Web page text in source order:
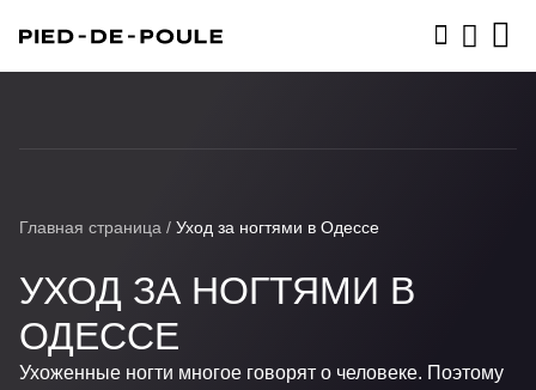
Главная страница / Уход за ногтями в Одессе
УХОД ЗА НОГТЯМИ В
ОДЕССЕ
Ухоженные ногти многое говорят о человеке. Поэтому